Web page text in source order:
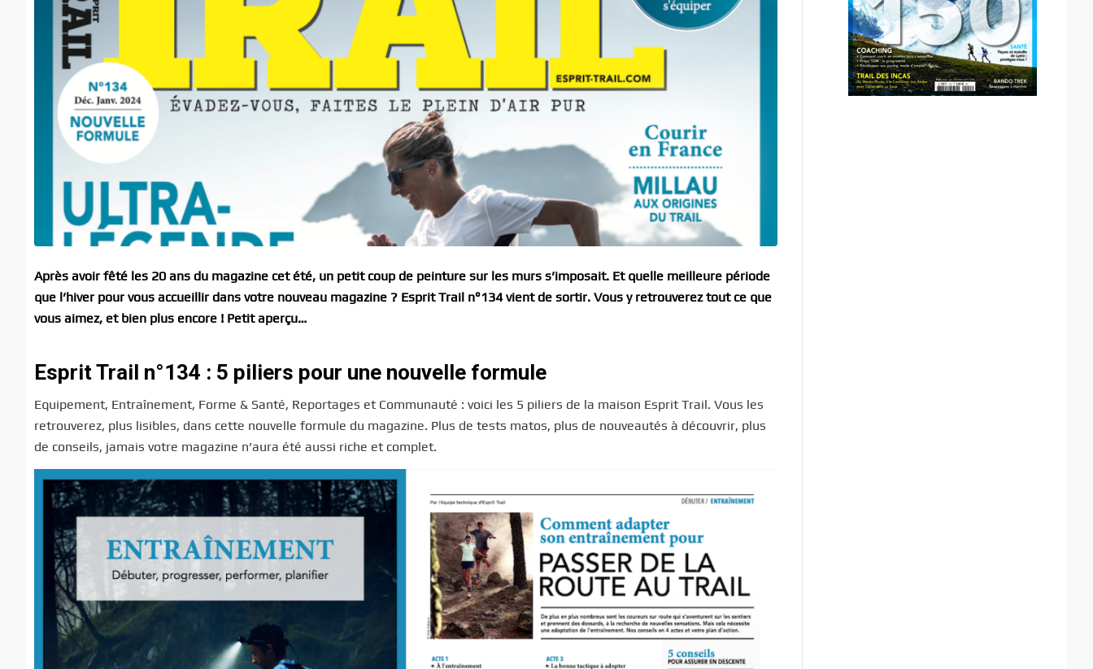
Après avoir fêté les 20 ans du magazine cet été, un petit coup de peinture sur les murs s’imposait. Et quelle meilleure période
que l’hiver pour vous accueillir dans votre nouveau magazine ? Esprit Trail n°134 vient de sortir. Vous y retrouverez tout ce que
vous aimez, et bien plus encore ! Petit aperçu…
Esprit Trail n°134 : 5 piliers pour une nouvelle formule
Equipement, Entraînement, Forme & Santé, Reportages et Communauté : voici les 5 piliers de la maison Esprit Trail. Vous les
retrouverez, plus lisibles, dans cette nouvelle formule du magazine. Plus de tests matos, plus de nouveautés à découvrir, plus
de conseils, jamais votre magazine n’aura été aussi riche et complet.